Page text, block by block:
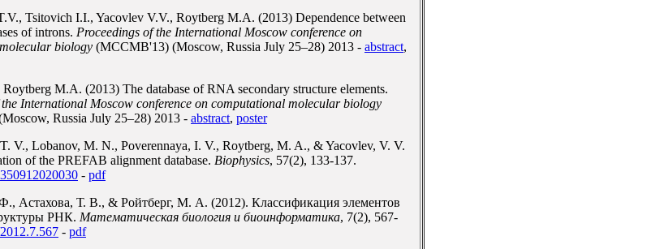
Tsitovich I.I., Yacovlev V.V., Roytberg M.A. (2013) Dependence between
of introns. Proceedings of the International Moscow conference on
biology (MCCMB'13) (Moscow, Russia July 25–28) 2013 - abstract,
M.A. (2013) The database of RNA secondary structure elements.
the International Moscow conference on computational molecular biology
Russia July 25–28) 2013 - abstract, poster
V., Lobanov, M. N., Poverennaya, I. V., Roytberg, M. A., & Yacovlev, V. V.
of the PREFAB alignment database. Biophysics, 57(2), 133-137.
- pdf
Астахова, Т. В., & Ройтберг, М. А. (2012). Классификация элементов
РНК. Математическая биология и биоинформатика, 7(2), 567-
- pdf